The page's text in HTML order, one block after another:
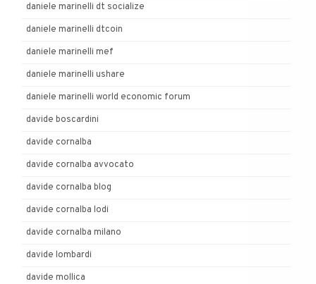
daniele marinelli dt socialize
daniele marinelli dtcoin
daniele marinelli mef
daniele marinelli ushare
daniele marinelli world economic forum
davide boscardini
davide cornalba
davide cornalba avvocato
davide cornalba blog
davide cornalba lodi
davide cornalba milano
davide lombardi
davide mollica